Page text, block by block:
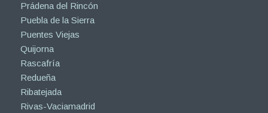
Prádena del Rincón
Puebla de la Sierra
Puentes Viejas
Quijorna
Rascafría
Redueña
Ribatejada
Rivas-Vaciamadrid